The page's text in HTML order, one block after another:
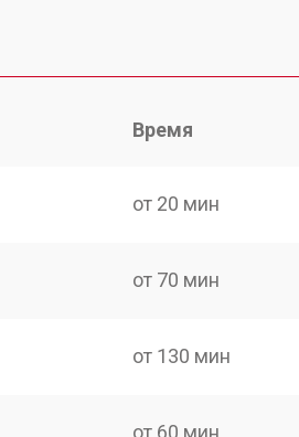
Время
от 20 мин
от 70 мин
от 130 мин
от 60 мин